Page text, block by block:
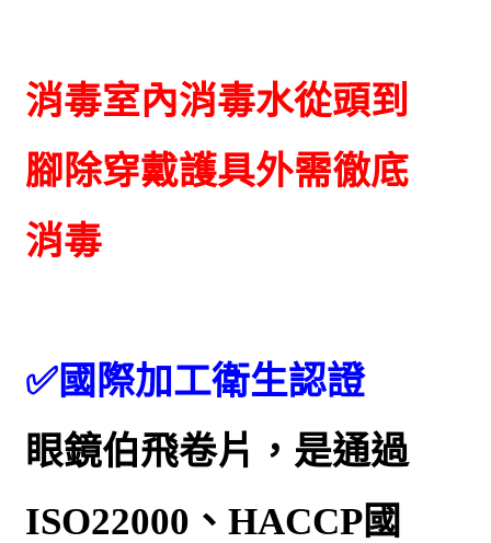
消毒室內消毒水從頭到
腳除穿戴護具外需徹底
消毒
✅國際加工衛生認證
眼鏡伯飛卷片，是通過
ISO22000、HACCP國